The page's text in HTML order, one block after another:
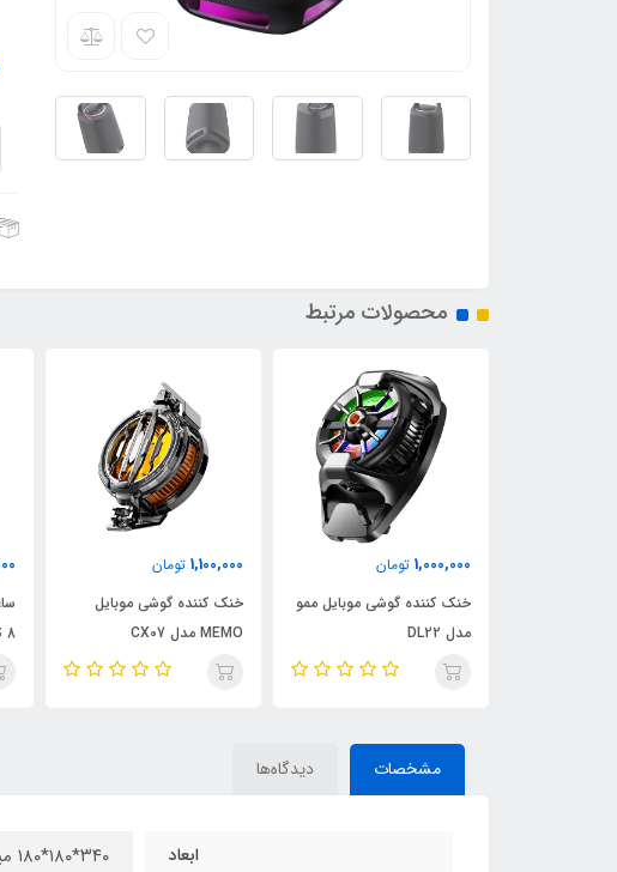
محصولات مرتبط
1,100,000 تومان
خنک کننده گوشی موبایل
MEMO مدل CX07
3,100,000 تومان
ساعت هوشمند هیسکا مدل
SERIES 8
مشخصات دیدگاه‌ها
ابعاد ۳۴۰*۱۸۰*۱۸۰ میلی‌متر